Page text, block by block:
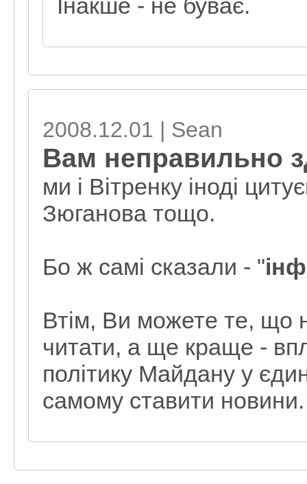
Інакше - не буває.
2008.12.01 | Sean
Вам неправильно
ми і Вітренку іноді
Зюганова тощо.
Бо ж самі сказали - "
Втім, Ви можете те, що
читати, а ще краще -
політику Майдану у
самому ставити